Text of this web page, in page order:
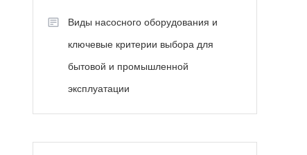
Виды насосного оборудования и
ключевые критерии выбора для
бытовой и промышленной
эксплуатации